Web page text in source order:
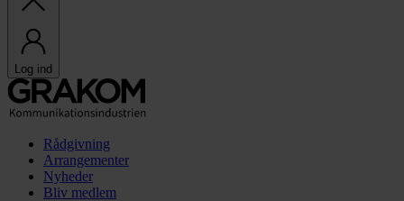
Log ind
Rådgivning
Arrangementer
Nyheder
Bliv medlem